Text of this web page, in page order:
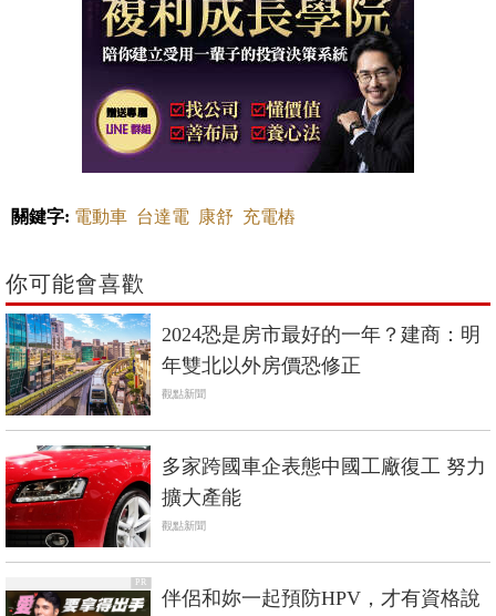
關鍵字: 電動車 台達電 康舒 充電樁
你可能會喜歡
2024恐是房市最好的一年？建商：明
年雙北以外房價恐修正
觀點新聞
多家跨國車企表態中國工廠復工 努力
擴大產能
觀點新聞
PR
伴侶和妳一起預防HPV，才有資格說